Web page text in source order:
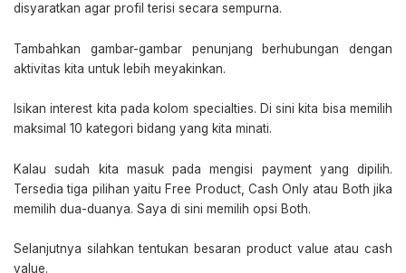
disyaratkan agar profil terisi secara sempurna.
Tambahkan gambar-gambar penunjang berhubungan dengan
aktivitas kita untuk lebih meyakinkan.
Isikan interest kita pada kolom specialties. Di sini kita bisa memilih
maksimal 10 kategori bidang yang kita minati.
Kalau sudah kita masuk pada mengisi payment yang dipilih.
Tersedia tiga pilihan yaitu Free Product, Cash Only atau Both jika
memilih dua-duanya. Saya di sini memilih opsi Both.
Selanjutnya silahkan tentukan besaran product value atau cash
value.